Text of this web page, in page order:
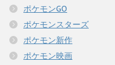
ポケモンGO
ポケモンスターズ
ポケモン新作
ポケモン映画